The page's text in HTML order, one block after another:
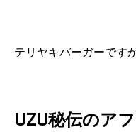
テリヤキバーガーです
UZU秘伝のア